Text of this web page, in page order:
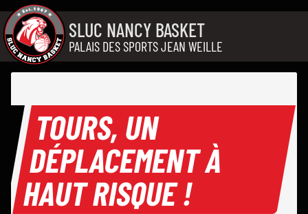
Aller au contenu
SLUC NANCY BASKET
PALAIS DES SPORTS JEAN WEILLE
TOURS, UN
DÉPLACEMENT À
HAUT RISQUE !